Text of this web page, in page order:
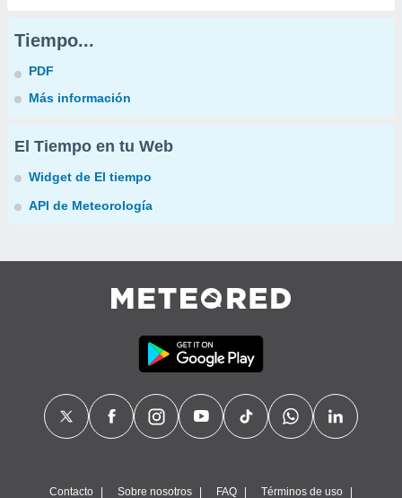
Tiempo...
PDF
Más información
El Tiempo en tu Web
Widget de El tiempo
API de Meteorología
Contacto Sobre nosotros FAQ Términos de uso